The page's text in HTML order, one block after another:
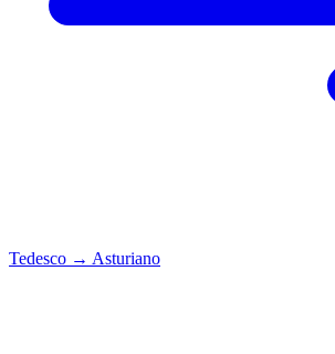
Tedesco → Asturiano